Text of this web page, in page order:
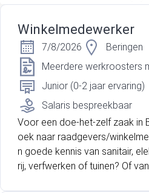
Winkelmedewerker
7/8/2026
Beringen
Meerdere werkroosters
Junior (0-2 jaar ervaring)
Salaris bespreekbaar
Voor een doe-het-zelf zaak in
oek naar raadgevers/
n goede kennis van sanitair,
rij, verfwerken of tuinen? Of